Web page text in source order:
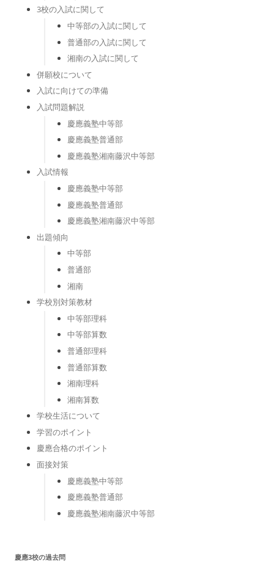
3校の入試に関して
中等部の入試に関して
普通部の入試に関して
湘南の入試に関して
併願校について
入試に向けての準備
入試問題解説
慶應義塾中等部
慶應義塾普通部
慶應義塾湘南藤沢中等部
入試情報
慶應義塾中等部
慶應義塾普通部
慶應義塾湘南藤沢中等部
出題傾向
中等部
普通部
湘南
学校別対策教材
中等部理科
中等部算数
普通部理科
普通部算数
湘南理科
湘南算数
学校生活について
学習のポイント
慶應合格のポイント
面接対策
慶應義塾中等部
慶應義塾普通部
慶應義塾湘南藤沢中等部
慶應3校の過去問